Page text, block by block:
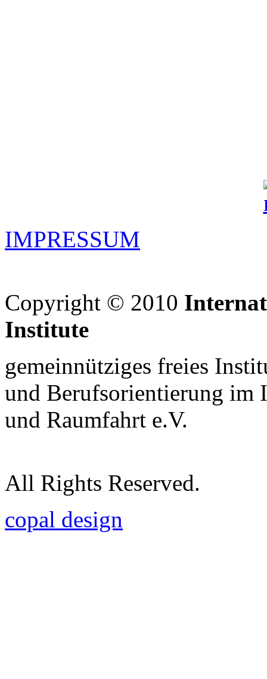
IMPRESSUM
Copyright © 2010
Institute
gemeinnütziges freies
und Berufsorientierung im
und Raumfahrt e.V.
All Rights Reserved.
copal design